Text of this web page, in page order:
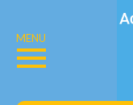
MENU